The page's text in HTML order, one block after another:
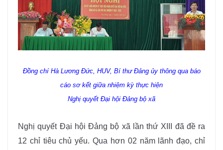
Đồng chí Hà Lương Đức, HUV, Bí thư Đảng ủy thông qua báo
cáo sơ kết giữa nhiệm kỳ thực hiện
Nghị quyết Đại hội Đảng bộ xã
Nghị quyết Đại hội Đảng bộ xã lần thứ XIII đã đề ra
12 chỉ tiêu chủ yếu. Qua hơn 02 năm lãnh đạo, chỉ